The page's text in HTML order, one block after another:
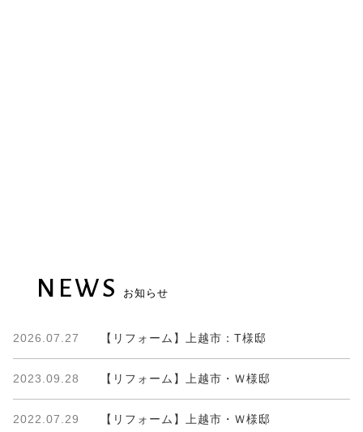
NEWS お知らせ
2026.07.27 【リフォーム】上越市：T様邸
2023.09.28 【リフォーム】上越市・Ｗ様邸
2022.07.29 【リフォーム】上越市・Ｗ様邸